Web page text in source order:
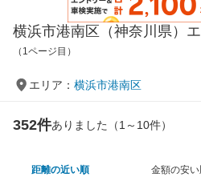
横浜市港南区（神奈川県）
（1ページ目）
エリア： 横浜市港南区
352件ありました（1～10件）
距離の近い順 金額の安